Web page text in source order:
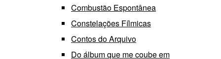
Combustão Espontânea
Constelações Fílmicas
Contos do Arquivo
Do álbum que me coube em